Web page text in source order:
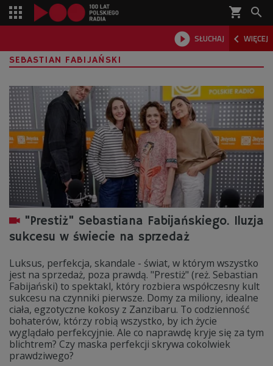
shopping_cart 
 SŁUCHAJ  WIĘCEJ

SEBASTIAN FABIJAŃSKI
"Prestiż" Sebastiana Fabijańskiego. Iluzja
sukcesu w świecie na sprzedaż
Luksus, perfekcja, skandale - świat, w którym wszystko
jest na sprzedaż, poza prawdą. "Prestiż" (reż. Sebastian
Fabijański) to spektakl, który rozbiera współczesny kult
sukcesu na czynniki pierwsze. Domy za miliony, idealne
ciała, egzotyczne kokosy z Zanzibaru. To codzienność
bohaterów, którzy robią wszystko, by ich życie
wyglądało perfekcyjnie. Ale co naprawdę kryje się za tym
blichtrem? Czy maska perfekcji skrywa cokolwiek
prawdziwego?